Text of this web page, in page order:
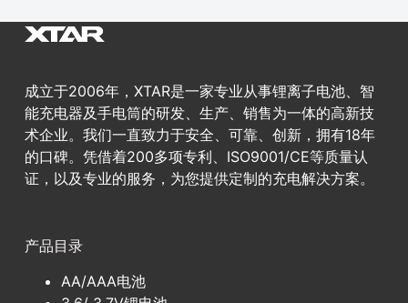
成立于2006年，XTAR是一家专业从事锂离子电池、智
能充电器及手电筒的研发、生产、销售为一体的高新技
术企业。我们一直致力于安全、可靠、创新，拥有18年
的口碑。凭借着200多项专利、ISO9001/CE等质量认
证，以及专业的服务，为您提供定制的充电解决方案。
产品目录
AA/AAA电池